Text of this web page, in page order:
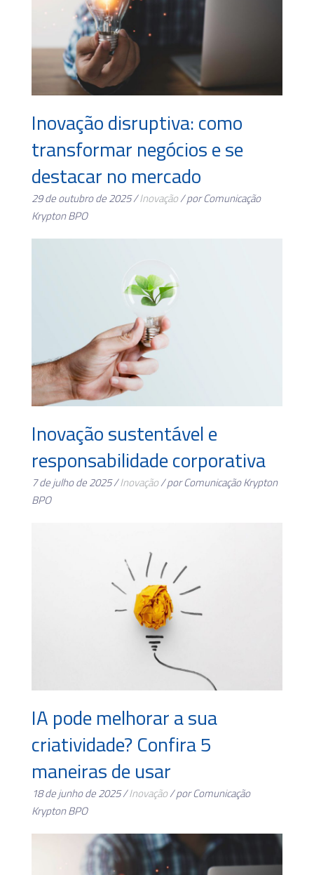
Inovação disruptiva: como
transformar negócios e se
destacar no mercado
29 de outubro de 2025 /Inovação/ por Comunicação
Krypton BPO
Inovação sustentável e
responsabilidade corporativa
7 de julho de 2025 /Inovação/ por Comunicação Krypton
BPO
IA pode melhorar a sua
criatividade? Confira 5
maneiras de usar
18 de junho de 2025 /Inovação/ por Comunicação
Krypton BPO